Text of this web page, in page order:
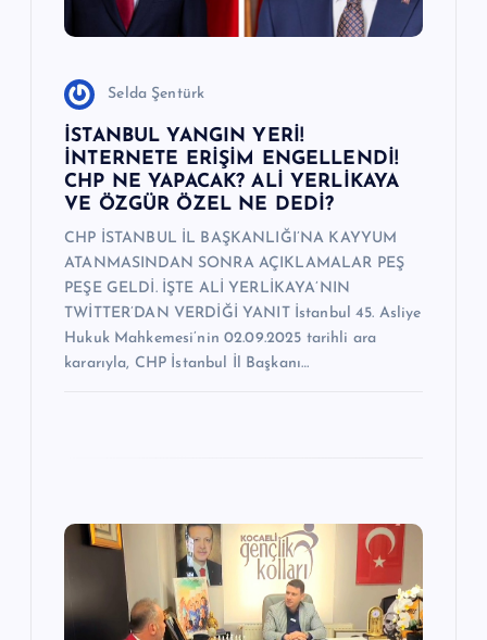
Selda Şentürk
İSTANBUL YANGIN YERİ!
İNTERNETE ERİŞİM ENGELLENDİ!
CHP NE YAPACAK? ALİ YERLİKAYA
VE ÖZGÜR ÖZEL NE DEDİ?
CHP İSTANBUL İL BAŞKANLIĞI’NA KAYYUM
ATANMASINDAN SONRA AÇIKLAMALAR PEŞ
PEŞE GELDİ. İŞTE ALİ YERLİKAYA’NIN
TWİTTER’DAN VERDİĞİ YANIT İstanbul 45. Asliye
Hukuk Mahkemesi’nin 02.09.2025 tarihli ara
kararıyla, CHP İstanbul İl Başkanı…